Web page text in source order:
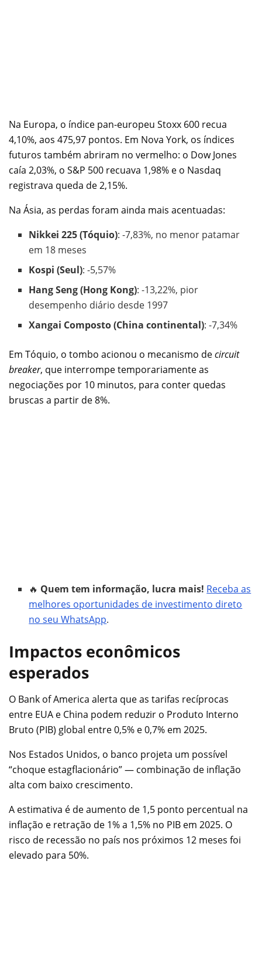
Na Europa, o índice pan-europeu Stoxx 600 recua
4,10%, aos 475,97 pontos. Em Nova York, os índices
futuros também abriram no vermelho: o Dow Jones
caía 2,03%, o S&P 500 recuava 1,98% e o Nasdaq
registrava queda de 2,15%.
Na Ásia, as perdas foram ainda mais acentuadas:
Nikkei 225 (Tóquio): -7,83%, no menor patamar
em 18 meses
Kospi (Seul): -5,57%
Hang Seng (Hong Kong): -13,22%, pior
desempenho diário desde 1997
Xangai Composto (China continental): -7,34%
Em Tóquio, o tombo acionou o mecanismo decircuit
breaker, que interrompe temporariamente as
negociações por 10 minutos, para conter quedas
bruscas a partir de 8%.
🔥 Quem tem informação, lucra mais! Receba as
melhores oportunidades de investimento direto
no seu WhatsApp.
Impactos econômicos
esperados
O Bank of America alerta que as tarifas recíprocas
entre EUA e China podem reduzir o Produto Interno
Bruto (PIB) global entre 0,5% e 0,7% em 2025.
Nos Estados Unidos, o banco projeta um possível
“choque estagflacionário” — combinação de inflação
alta com baixo crescimento.
A estimativa é de aumento de 1,5 ponto percentual na
inflação e retração de 1% a 1,5% no PIB em 2025. O
risco de recessão no país nos próximos 12 meses foi
elevado para 50%.